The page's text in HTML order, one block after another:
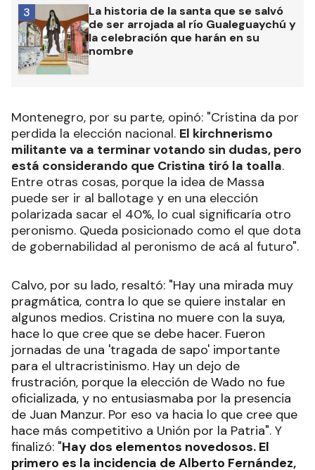
La historia de la santa que se salvó
de ser arrojada al río Gualeguaychú y
la celebración que harán en su
nombre
3
Montenegro, por su parte, opinó: "Cristina da por
perdida la elección nacional. El kirchnerismo
militante va a terminar votando sin dudas, pero
está considerando que Cristina tiró la toalla.
Entre otras cosas, porque la idea de Massa
puede ser ir al ballotage y en una elección
polarizada sacar el 40%, lo cual significaría otro
peronismo. Queda posicionado como el que dota
de gobernabilidad al peronismo de acá al futuro".
Calvo, por su lado, resaltó: "Hay una mirada muy
pragmática, contra lo que se quiere instalar en
algunos medios. Cristina no muere con la suya,
hace lo que cree que se debe hacer. Fueron
jornadas de una 'tragada de sapo' importante
para el ultracristinismo. Hay un dejo de
frustración, porque la elección de Wado no fue
oficializada, y no entusiasmaba por la presencia
de Juan Manzur. Por eso va hacia lo que cree que
hace más competitivo a Unión por la Patria". Y
finalizó: "Hay dos elementos novedosos. El
primero es la incidencia de Alberto Fernández,